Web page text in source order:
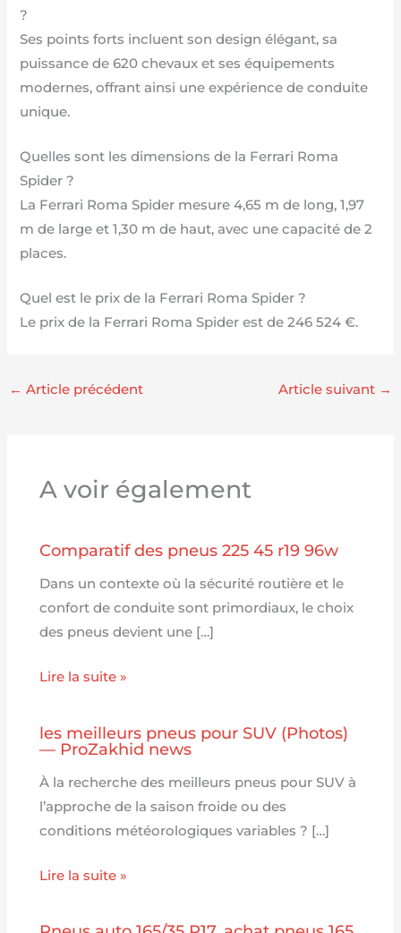
?
Ses points forts incluent son design élégant, sa
puissance de 620 chevaux et ses équipements
modernes, offrant ainsi une expérience de conduite
unique.
Quelles sont les dimensions de la Ferrari Roma
Spider ?
La Ferrari Roma Spider mesure 4,65 m de long, 1,97
m de large et 1,30 m de haut, avec une capacité de 2
places.
Quel est le prix de la Ferrari Roma Spider ?
Le prix de la Ferrari Roma Spider est de 246 524 €.
← Article précédent Article suivant →
A voir également
Comparatif des pneus 225 45 r19 96w
Dans un contexte où la sécurité routière et le
confort de conduite sont primordiaux, le choix
des pneus devient une […]
Lire la suite »
les meilleurs pneus pour SUV (Photos)
— ProZakhid news
À la recherche des meilleurs pneus pour SUV à
l’approche de la saison froide ou des
conditions météorologiques variables ? […]
Lire la suite »